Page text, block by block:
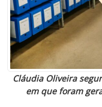
Cláudia Oliveira
em que foram